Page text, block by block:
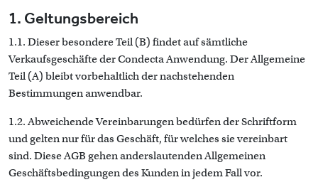
1. Geltungsbereich
1.1. Dieser besondere Teil (B) findet auf sämtliche
Verkaufsgeschäfte der Condecta Anwendung. Der Allgemeine
Teil (A) bleibt vorbehaltlich der nachstehenden
Bestimmungen anwendbar.
1.2. Abweichende Vereinbarungen bedürfen der Schriftform
und gelten nur für das Geschäft, für welches sie vereinbart
sind. Diese AGB gehen anderslautenden Allgemeinen
Geschäftsbedingungen des Kunden in jedem Fall vor.